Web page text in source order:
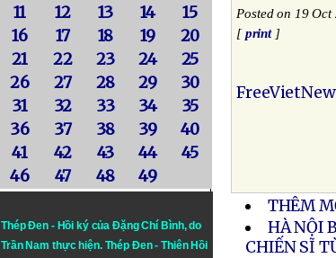
11
12 13 14
15
16
17 18 19
20
21
22 23 24
25
26
27 28 29
30
31
32 33 34
35
36
37 38 39
40
41
42 43 44
45
46
47 48 49
Thép Đen - Hồi ký của Đặng Chí Bình, do
Trần Nam thực hiện. Thép Đen- Thiên Hồi
Posted on 19 Oct
[print]
THÊM
HÀ NỘI
CHIẾN SĨ